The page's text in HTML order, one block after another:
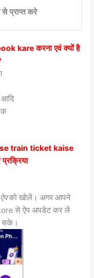
प्राप्त करे
kareकरना एवं क्यों है
आदि
train ticket kaise
को खोलें। अगर आपने
से ऐप अपडेट कर लें
सके।